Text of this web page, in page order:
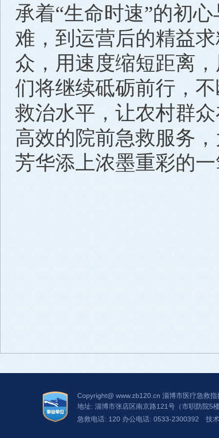
承着“生命时速”的初
难，到运营后的精益
众，用速度缩短距离
们将继续砥砺前行，
救治水平，让农村群
高效的院前急救服务
芳华添上浓墨重彩的
Copyright@ www.zb120.cn 淄博市医疗急救指
地址: 淄博市张店区南京路121号（市职防院5
急救电话: 120 办公电话: 0533-2300392
技